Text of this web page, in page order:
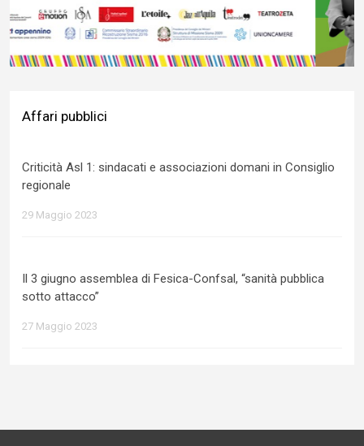
Affari pubblici
Criticità Asl 1: sindacati e associazioni domani in Consiglio
regionale
29 Maggio 2023
Il 3 giugno assemblea di Fesica-Confsal, “sanità pubblica
sotto attacco”
27 Maggio 2023